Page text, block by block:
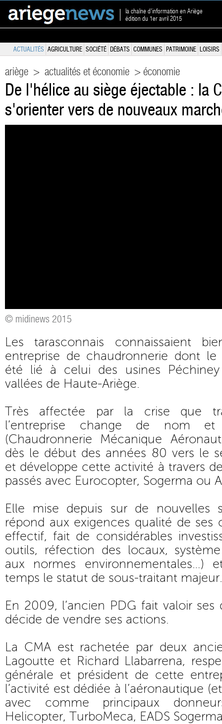
la chaîne d'information en Ariège
édition du 1er avril 2015
ACTUALITÉS AGRICULTURE SOCIÉTÉ DÉBATS COMMUNES PATRIMOINE LOISIRS
ariège > actualités et économie > économie
De l'hélice au siège éjectable : la
s'orienter vers de nouveaux
© midinews 2015
Les tarasconnais connaissaient
entreprise de chaudronnerie dont
été lié à celui des usines
vallées de Haute-Ariège.
Très affectée par la crise que
l’entreprise change de nom
(Chaudronnerie Mécanique
dès le début des années 80 vers le
et développe cette activité à travers
passés avec Eurocopter, Sogerma ou
Elle mise depuis sur de nouvelles
répond aux exigences qualité de ses
effectif, fait de considérables
outils, réfection des locaux,
aux normes
temps le statut de sous-traitant majeur.
En 2009, l’ancien PDG fait valoir
décide de vendre ses actions.
La CMA est rachetée par deux
Lagoutte et Richard Llabarrena,
générale et président de cette
l’activité est dédiée à l’aéronautique
avec comme principaux
Helicopter, TurboMeca, EADS